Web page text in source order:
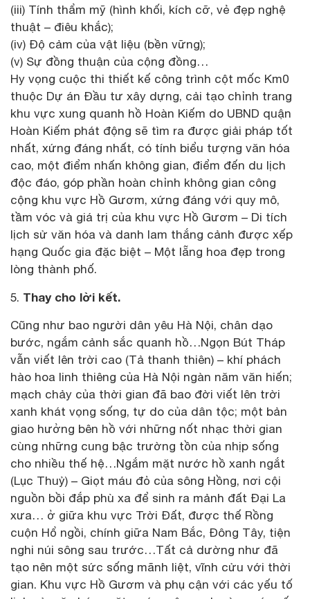
(iii) Tính thẩm mỹ (hình khối, kích cỡ, vẻ đẹp nghệ
thuật – điêu khắc);
(iv) Độ cảm của vật liệu (bền vững);
(v) Sự đồng thuận của cộng đồng…
Hy vọng cuộc thi thiết kế công trình cột mốc Km0
thuộc Dự án Đầu tư xây dựng, cải tạo chỉnh trang
khu vực xung quanh hồ Hoàn Kiếm do UBND quận
Hoàn Kiếm phát động sẽ tìm ra được giải pháp tốt
nhất, xứng đáng nhất, có tính biểu tượng văn hóa
cao, một điểm nhấn không gian, điểm đến du lịch
độc đáo, góp phần hoàn chỉnh không gian công
cộng khu vực Hồ Gươm, xứng đáng với quy mô,
tầm vóc và giá trị của khu vực Hồ Gươm – Di tích
lịch sử văn hóa và danh lam thắng cảnh được xếp
hạng Quốc gia đặc biệt – Một lẵng hoa đẹp trong
lòng thành phố.
5. Thay cho lời kết.
Cũng như bao người dân yêu Hà Nội, chân dạo
bước, ngắm cảnh sắc quanh hồ…Ngọn Bút Tháp
vẫn viết lên trời cao (Tả thanh thiên) – khí phách
hào hoa linh thiêng của Hà Nội ngàn năm văn hiến;
mạch chảy của thời gian đã bao đời viết lên trời
xanh khát vọng sống, tự do của dân tộc; một bản
giao hưởng bên hồ với những nốt nhạc thời gian
cùng những cung bậc trường tồn của nhịp sống
cho nhiều thế hệ…Ngắm mặt nước hồ xanh ngắt
(Lục Thuỷ) – Giọt máu đỏ của sông Hồng, nơi cội
nguồn bồi đắp phù xa để sinh ra mảnh đất Đại La
xưa… ở giữa khu vực Trời Đất, được thế Rồng
cuộn Hổ ngồi, chính giữa Nam Bắc, Đông Tây, tiện
nghi núi sông sau trước…Tất cả dường như đã
tạo nên một sức sống mãnh liệt, vĩnh cửu với thời
gian. Khu vực Hồ Gươm và phụ cận với các yếu tố